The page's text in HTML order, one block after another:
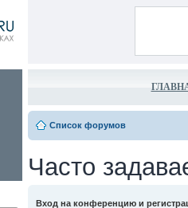
Список форумов
Часто
Вход на конференцию и